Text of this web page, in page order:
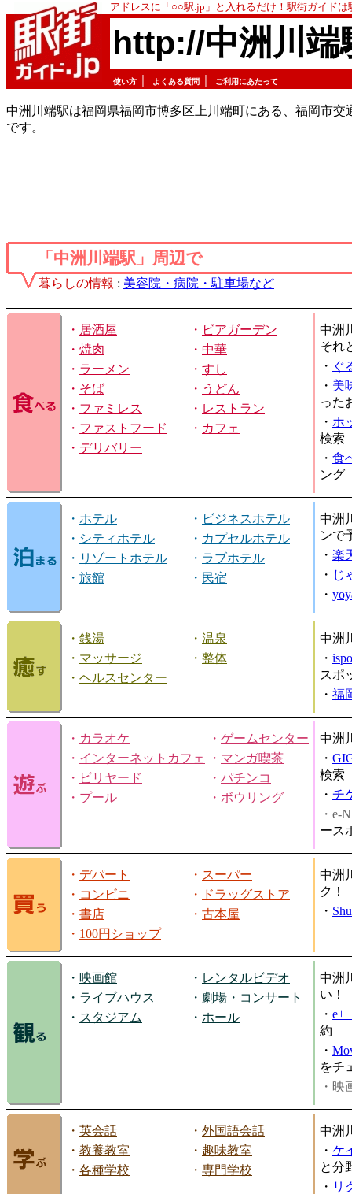
アドレスに「○○駅.jp」と入れるだけ！駅街ガイド
http://中洲川端
使い方 よくある質問 ご利用にあたって
中洲川端駅は福岡県福岡市博多区上川端町にある、福岡市交
です。
「中洲川端駅」周辺で
暮らしの情報 : 美容院・病院・駐車場など
・ 居酒屋 ・ ビアガーデン
・ 焼肉 ・ 中華
・ ラーメン ・ すし
・ そば ・ うどん
・ ファミレス ・ レストラン
・ ファストフード ・ カフェ
・ デリバリー
中洲
それ
・ ぐ
・ 美
った
・ ホ
検索
・ 食
ング
・ ホテル ・ ビジネスホテル
・ シティホテル ・ カプセルホテル
・ リゾートホテル ・ ラブホテル
・ 旅館 ・ 民宿
中洲
ンで
・ 楽
・ じ
・
・ 銭湯 ・ 温泉
・ マッサージ ・ 整体
・ ヘルスセンター
中洲
・
スポ
・ 福
・ カラオケ ・ ゲームセンター
・ インターネットカフェ ・ マンガ喫茶
・ ビリヤード ・ パチンコ
・ プール ・ ボウリング
中洲
・
検索
・ チ
・e-
ース
・ デパート ・ スーパー
・ コンビニ ・
ドラッグストア
・ 書店 ・ 古本屋
・ 100円ショップ
中洲
ク！
・
・ 映画館 ・ レンタルビデオ
・ ライブハウス ・ 劇場・コンサート
・ スタジアム ・ ホール
中洲
い！
・ e+
約
・
をチ
・映
・ 英会話 ・ 外国語会話
・ 教養教室 ・ 趣味教室
・ 各種学校 ・ 専門学校
中洲
・ ケ
と分
・ リ